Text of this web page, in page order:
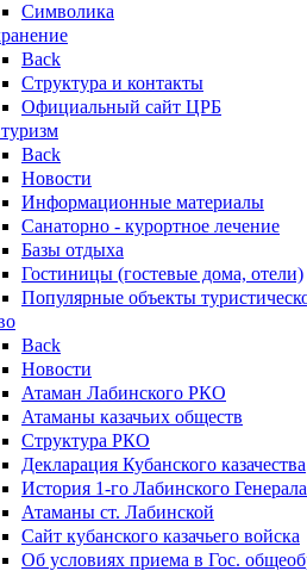
Символика
Back
Структура и контакты
Официальный сайт ЦРБ
Back
Новости
Информационные материалы
Санаторно - курортное лечение
Базы отдыха
Гостиницы (гостевые дома, отели)
Популярные объекты
Back
Новости
Атаман Лабинского РКО
Атаманы казачьих обществ
Структура РКО
Декларация Кубанского казачества
История 1-го Лабинского
Атаманы ст. Лабинской
Cайт кубанского казачьего войска
Об условиях приема в Гос.